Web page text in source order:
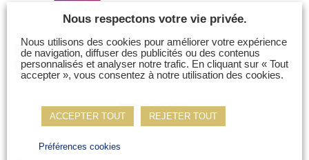
Partenairesofficiels de l’Equipe de
France des métiers
Nous respectons votre vie privée.
Nous utilisons des cookies pour améliorer votre expérience
de navigation, diffuser des publicités ou des contenus
personnalisés et analyser notre trafic. En cliquant sur « Tout
accepter », vous consentez à notre utilisation des cookies.
ACCEPTER TOUT REJETER TOUT
Préférences cookies